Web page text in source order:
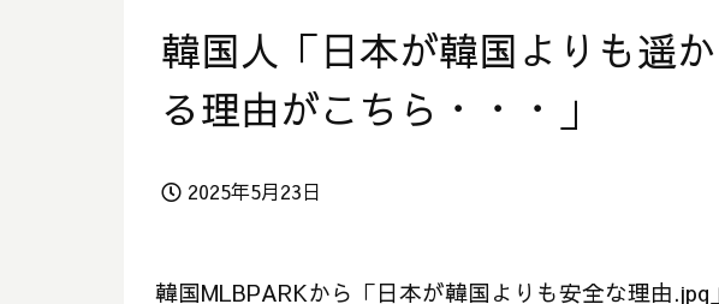
韓国人「日本が韓国よりも遥
る理由がこちら・・・」
2025年5月23日
韓国MLBPARKから「日本が韓国よりも安全な理由